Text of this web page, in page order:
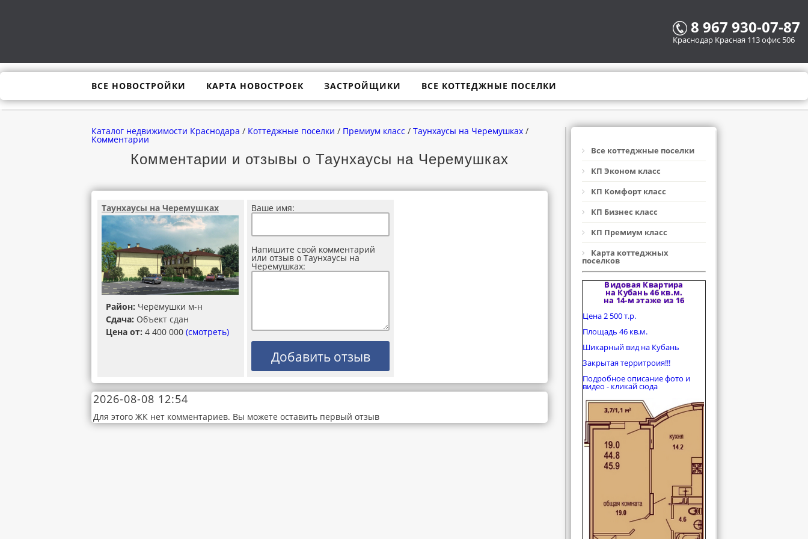
8 967 930-07-87
Краснодар Красная 113 офис 506
ВСЕ НОВОСТРОЙКИ КАРТА НОВОСТРОЕК ЗАСТРОЙЩИКИ ВСЕ КОТТЕДЖНЫЕ ПОСЕЛКИ
Каталог недвижимости Краснодара / Коттеджные поселки / Премиум класс / Таунхаусы на Черемушках /
Комментарии
Комментарии и отзывы о Таунхаусы на Черемушках
Таунхаусы на Черемушках
Район: Черёмушки м-н
Сдача: Объект сдан
Цена от: 4 400 000 (смотреть)
Ваше имя:
Напишите свой комментарий
или отзыв о Таунхаусы на
Черемушках:
2026-08-08 12:54
Для этого ЖК нет комментариев. Вы можете оставить первый отзыв
Все коттеджные поселки
КП Эконом класс
КП Комфорт класс
КП Бизнес класс
КП Премиум класс
Карта коттеджных
поселков
Видовая Квартира
на Кубань 46 кв.м.
на 14-м этаже из 16
Цена 2 500 т.р.
Площадь 46 кв.м.
Шикарный вид на Кубань
Закрытая территроия!!!
Подробное описание фото и
видео - кликай сюда